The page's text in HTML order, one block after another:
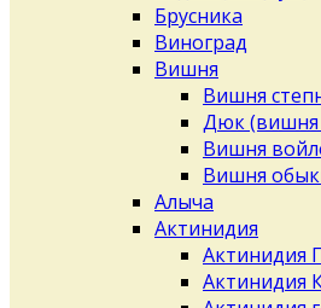
Брусника
Виноград
Вишня
Вишня
Дюк (вишня
Вишня
Вишня
Алыча
Актинидия
Актинидия
Актинидия